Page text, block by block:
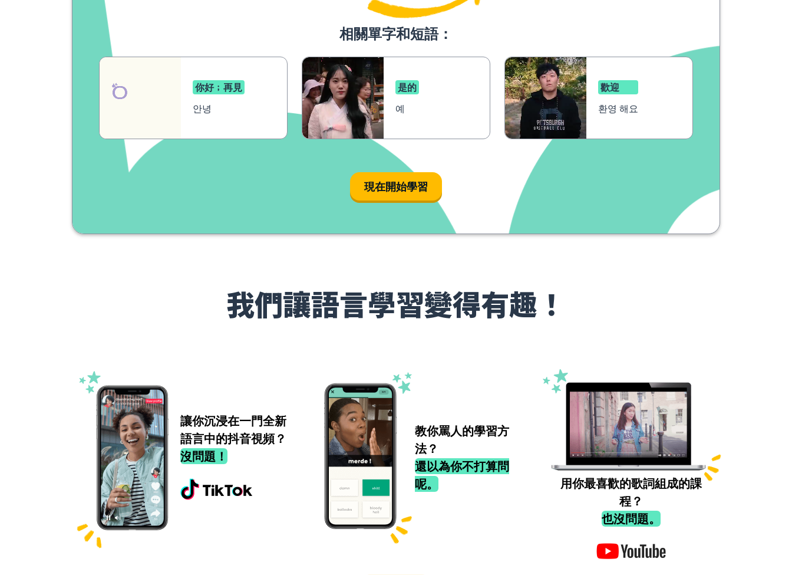
相關單字和短語：
你好﹔再見
안녕
是的
예
歡迎
환영 해요
現在開始學習
我們讓語言學習變得有趣！
讓你沉浸在一門全新
語言中的抖音視頻？
沒問題！
教你罵人的學習方
法？
還以為你不打算問
呢。
用你最喜歡的歌詞組成的課
程？
也沒問題。